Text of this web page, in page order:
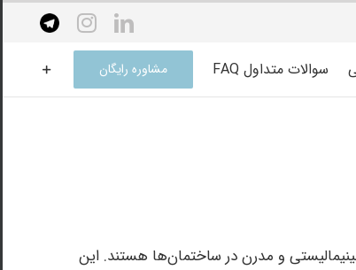
linkedin
instagram
سوالات متداول FAQ مشاوره رایگان
و مدرن در ساختمان‌ها هستند. این